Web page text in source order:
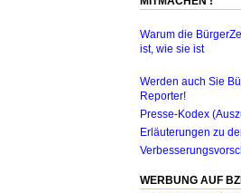
Warum die
ist, wie sie ist
Werden auch Sie
Reporter!
Presse-Kodex
Erläuterungen zu
WERBUNG AUF